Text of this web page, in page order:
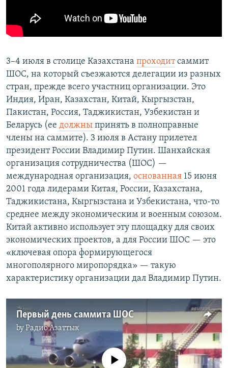
3–4 июля в столице Казахстана проходитсаммит
ШОС, на который съезжаются делегации из разных
стран, прежде всего участниц организации. Это
Индия, Иран, Казахстан, Китай, Кыргызстан,
Пакистан, Россия, Таджикистан, Узбекистан и
Беларусь (ее должны принять в полноправные
члены на саммите). 3 июля в Астану прилетел
президент России Владимир Путин. Шанхайская
организация сотрудничества (ШОС) —
международная организация, основанная 15 июня
2001 года лидерами Китая, России, Казахстана,
Таджикистана, Кыргызстана и Узбекистана, что-то
среднее между экономическим и военным союзом.
Китай активно использует эту площадку для своих
экономических проектов, а для России ШОС — это
«ключевая опора формирующегося
многополярного миропорядка» — такую
характеристику организации дал Владимир Путин.
Первый день саммита ШОС
byРадио Азаттык
No media source currently available